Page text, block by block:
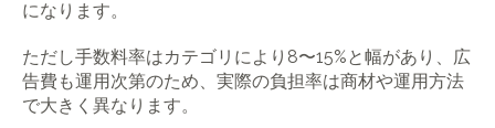
になります。
ただし手数料率はカテゴリにより8〜15%と幅があり、広
告費も運用次第のため、実際の負担率は商材や運用方法
で大きく異なります。